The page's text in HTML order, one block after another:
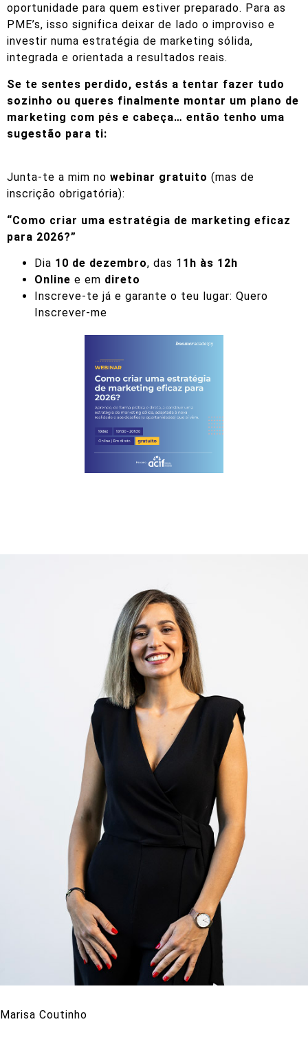
oportunidade para quem estiver preparado. Para as
PME’s, isso significa deixar de lado o improviso e
investir numa estratégia de marketing sólida,
integrada e orientada a resultados reais.
Se te sentes perdido, estás a tentar fazer tudo
sozinho ou queres finalmente montar um plano de
marketing com pés e cabeça… então tenho uma
sugestão para ti:
Junta-te a mim no webinar gratuito (mas de
inscrição obrigatória):
“Como criar uma estratégia de marketing eficaz
para 2026?”
Dia 10 de dezembro, das 1 1h às 12h
Online e em direto
Inscreve-te já e garante o teu lugar: Quero
Inscrever-me
Marisa Coutinho